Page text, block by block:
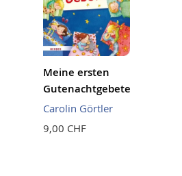
Meine ersten
Gutenachtgebete
Carolin Görtler
9,00 CHF